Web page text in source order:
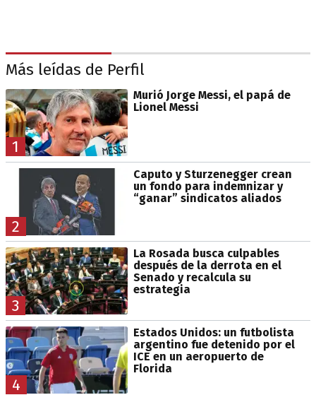
Más leídas de Perfil
1
Murió Jorge Messi, el papá de
Lionel Messi
2
Caputo y Sturzenegger crean
un fondo para indemnizar y
“ganar” sindicatos aliados
3
La Rosada busca culpables
después de la derrota en el
Senado y recalcula su
estrategia
4
Estados Unidos: un futbolista
argentino fue detenido por el
ICE en un aeropuerto de
Florida